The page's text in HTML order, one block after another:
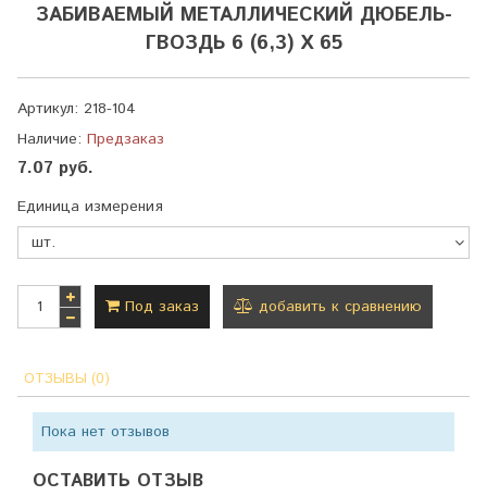
ЗАБИВАЕМЫЙ МЕТАЛЛИЧЕСКИЙ ДЮБЕЛЬ-
ГВОЗДЬ 6 (6,3) Х 65
Артикул: 218-104
Наличие: Предзаказ
7.07 руб.
Единица измерения
Под заказ добавить к сравнению
ОТЗЫВЫ (0)
Пока нет отзывов
ОСТАВИТЬ ОТЗЫВ